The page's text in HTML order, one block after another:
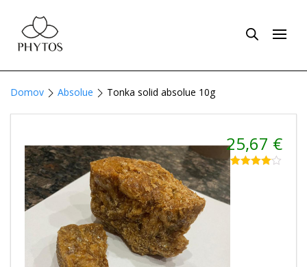
Domov Absolue Tonka solid absolue 10g
25,67 €